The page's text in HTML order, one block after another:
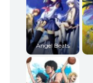
Angel Beats